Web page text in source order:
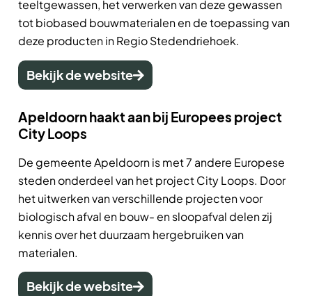
teeltgewassen, het verwerken van deze gewassen
tot biobased bouwmaterialen en de toepassing van
deze producten in Regio Stedendriehoek.
Bekijk de website
Apeldoorn haakt aan bij Europees project
City Loops
De gemeente Apeldoorn is met 7 andere Europese
steden onderdeel van het project City Loops. Door
het uitwerken van verschillende projecten voor
biologisch afval en bouw- en sloopafval delen zij
kennis over het duurzaam hergebruiken van
materialen.
Bekijk de website